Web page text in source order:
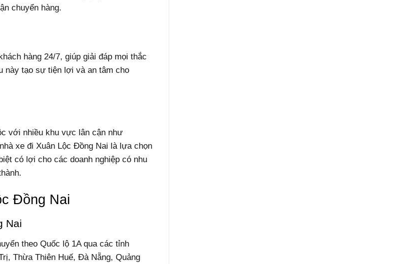
chuyển hàng.
hàng 24/7, giúp giải đáp mọi thắc
này tạo sự tiện lợi và an tâm cho
với nhiều khu vực lân cận như
xe đi Xuân Lộc Đồng Nai là lựa chọn
có lợi cho các doanh nghiệp có nhu
Đồng Nai
Nai
theo Quốc lộ 1A qua các tỉnh
Thừa Thiên Huế, Đà Nẵng, Quảng